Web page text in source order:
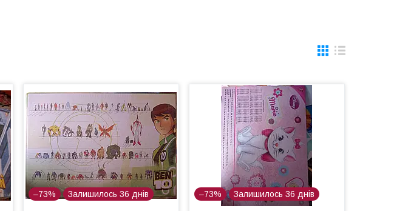
–73% Залишилось 36 днів –73% Залишилось 36 днів